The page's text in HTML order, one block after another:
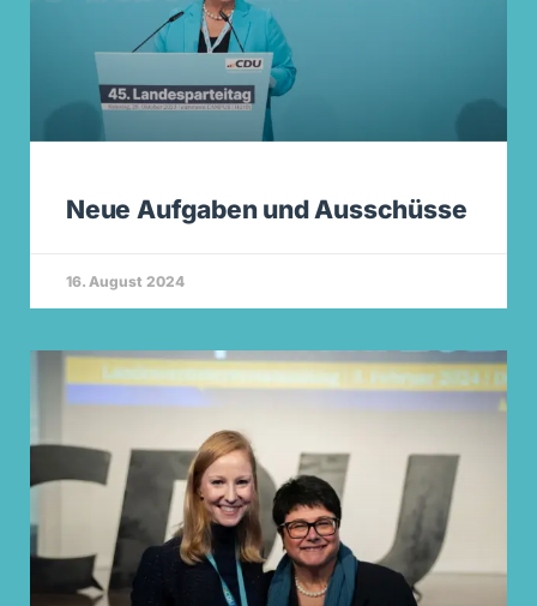
Neue Aufgaben und Ausschüsse
16. August 2024